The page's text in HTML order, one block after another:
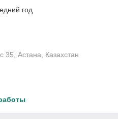
год
35, Астана, Казахстан